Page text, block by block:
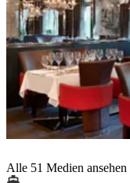
Alle 51 Medien ansehen